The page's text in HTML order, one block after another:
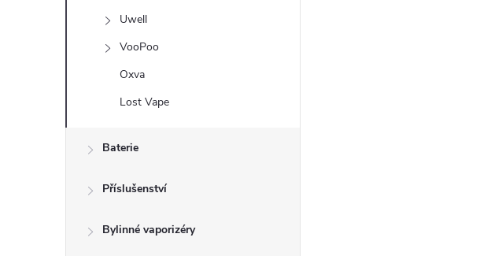
Uwell
VooPoo
Oxva
Lost Vape
Baterie
Příslušenství
Bylinné vaporizéry